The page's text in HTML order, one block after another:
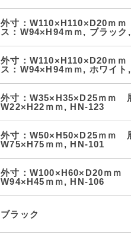
外寸：W110×H110×D20ｍ
ス：W94×H94ｍｍ, ブラック
外寸：W110×H110×D20ｍ
ス：W94×H94ｍｍ, ホワイト
外寸：W35×H35×D25ｍｍ
W22×H22ｍｍ, HN-123
外寸：W50×H50×D25ｍｍ
W75×H75ｍｍ, HN-101
外寸：W100×H60×D20ｍｍ
W94×H45ｍｍ, HN-106
ブラック